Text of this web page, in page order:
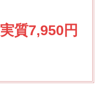
実質7,950円